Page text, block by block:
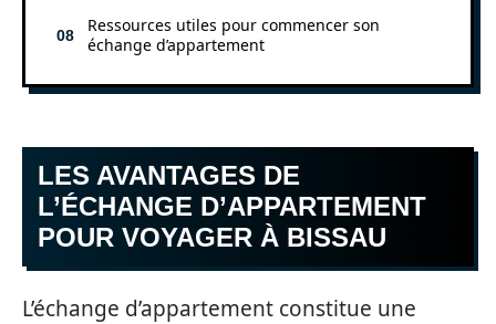
Ressources utiles pour commencer son
échange d’appartement
LES AVANTAGES DE
L’ÉCHANGE D’APPARTEMENT
POUR VOYAGER À BISSAU
L’échange d’appartement constitue une